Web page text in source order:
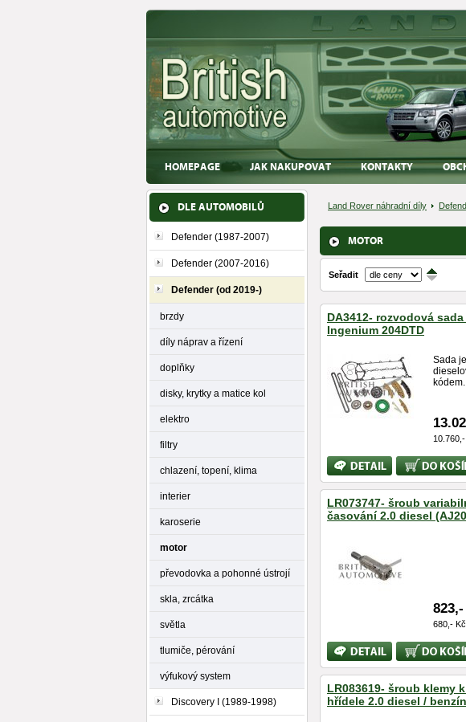
HOMEPAGE JAK NAKUPOVAT KONTAKTY
DLE AUTOMOBILŮ
Defender (1987-2007)
Defender (2007-2016)
Defender (od 2019-)
brzdy
díly náprav a řízení
doplňky
disky, krytky a matice kol
elektro
filtry
chlazení, topení, klima
interier
karoserie
motor
převodovka a pohonné ústrojí
skla, zrcátka
světla
tlumiče, pérování
výfukový system
Discovery I (1989-1998)
Land Rover náhradní díly
MOTOR
Seřadit ↑
↓
DA3412- rozvodová sada
Ingenium 204DTD
Sada
Bližší
informace
Koupit
LR073747- šroub
časování 2.0 diesel
680,- Kč
Bližší
informace
Koupit
LR083619- šroub klemy
hřídele 2.0 diesel /